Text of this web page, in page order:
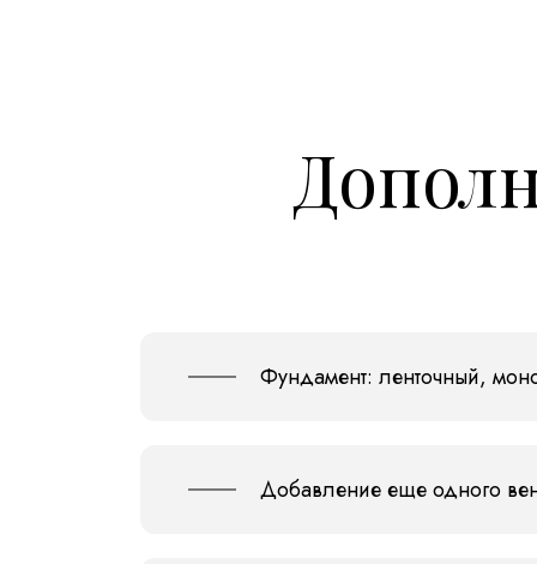
Фундамент: ленточный,
Добавление еще одного